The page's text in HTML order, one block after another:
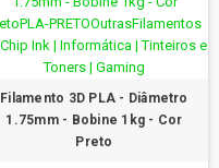
Filamento 3D PLA - Diâmetro
1.75mm - Bobine 1kg - Cor
Preto